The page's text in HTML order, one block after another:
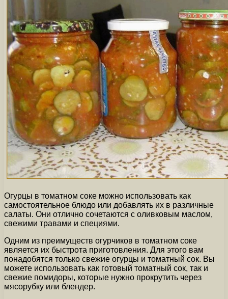
Огурцы в томатном соке можно использовать как
самостоятельное блюдо или добавлять их в различные
салаты. Они отлично сочетаются с оливковым маслом,
свежими травами и специями.
Одним из преимуществ огурчиков в томатном соке
является их быстрота приготовления. Для этого вам
понадобятся только свежие огурцы и томатный сок. Вы
можете использовать как готовый томатный сок, так и
свежие помидоры, которые нужно прокрутить через
мясорубку или блендер.